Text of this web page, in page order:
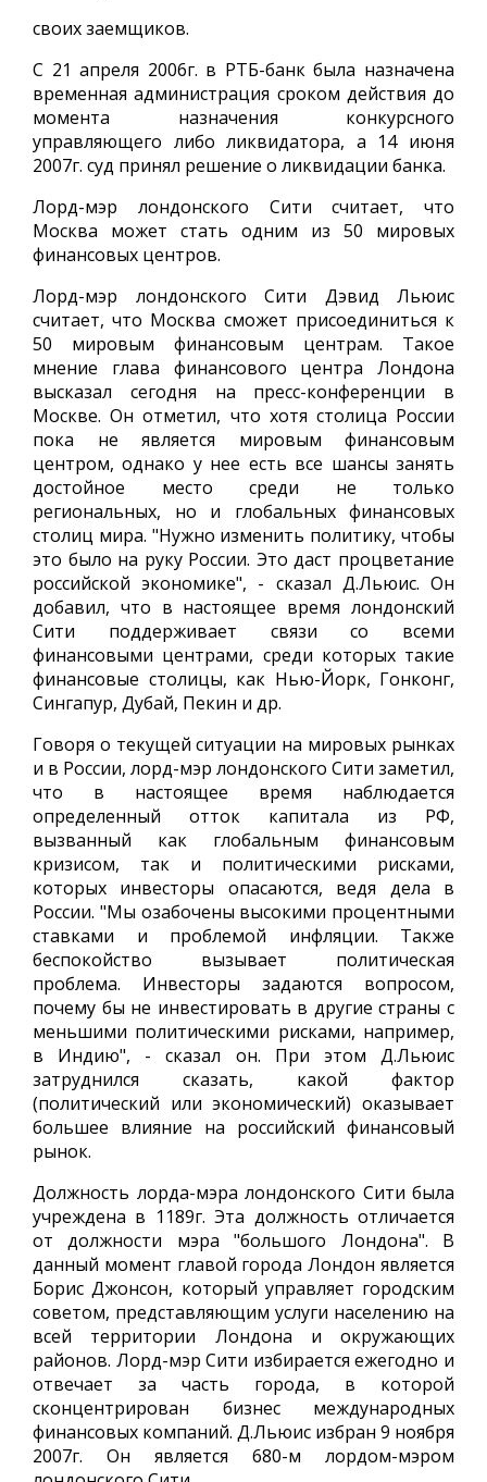
своих заемщиков.
С 21 апреля 2006г. в РТБ-банк была назначена
временная администрация сроком действия до
момента назначения конкурсного
управляющего либо ликвидатора, а 14 июня
2007г. суд принял решение о ликвидации банка.
Лорд-мэр лондонского Сити считает, что
Москва может стать одним из 50 мировых
финансовых центров.
Лорд-мэр лондонского Сити Дэвид Льюис
считает, что Москва сможет присоединиться к
50 мировым финансовым центрам. Такое
мнение глава финансового центра Лондона
высказал сегодня на пресс-конференции в
Москве. Он отметил, что хотя столица России
пока не является мировым финансовым
центром, однако у нее есть все шансы занять
достойное место среди не только
региональных, но и глобальных финансовых
столиц мира. "Нужно изменить политику, чтобы
это было на руку России. Это даст процветание
российской экономике", - сказал Д.Льюис. Он
добавил, что в настоящее время лондонский
Сити поддерживает связи со всеми
финансовыми центрами, среди которых такие
финансовые столицы, как Нью-Йорк, Гонконг,
Сингапур, Дубай, Пекин и др.
Говоря о текущей ситуации на мировых рынках
и в России, лорд-мэр лондонского Сити заметил,
что в настоящее время наблюдается
определенный отток капитала из РФ,
вызванный как глобальным финансовым
кризисом, так и политическими рисками,
которых инвесторы опасаются, ведя дела в
России. "Мы озабочены высокими процентными
ставками и проблемой инфляции. Также
беспокойство вызывает политическая
проблема. Инвесторы задаются вопросом,
почему бы не инвестировать в другие страны с
меньшими политическими рисками, например,
в Индию", - сказал он. При этом Д.Льюис
затруднился сказать, какой фактор
(политический или экономический) оказывает
большее влияние на российский финансовый
рынок.
Должность лорда-мэра лондонского Сити была
учреждена в 1189г. Эта должность отличается
от должности мэра "большого Лондона". В
данный момент главой города Лондон является
Борис Джонсон, который управляет городским
советом, представляющим услуги населению на
всей территории Лондона и окружающих
районов. Лорд-мэр Сити избирается ежегодно и
отвечает за часть города, в которой
сконцентрирован бизнес международных
финансовых компаний. Д.Льюис избран 9 ноября
2007г. Он является 680-м лордом-мэром